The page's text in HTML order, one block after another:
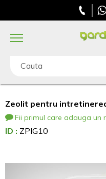
Cauta
Zeolit pentru
Fii primul care adauga un
ID : ZPIG10